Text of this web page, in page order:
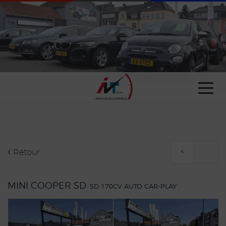
Retour <
MINI COOPER SD SD 170CV AUTO CAR-PLAY
Paramètres avancés des cookies